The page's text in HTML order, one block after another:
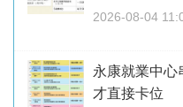
2026-08-04
永康就業中
才直接卡位